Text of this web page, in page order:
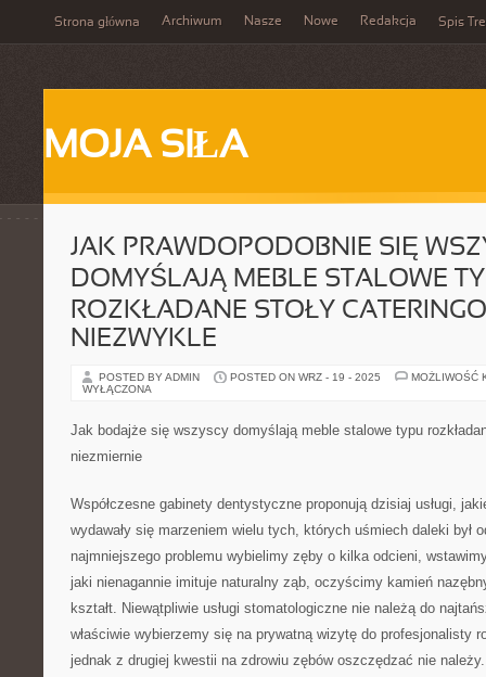
Strona główna Archiwum Nasze Nowe Redakcja Spis
MOJA SIŁA
JAK PRAWDOPODOBNIE SIĘ
DOMYŚLAJĄ MEBLE STALOWE
ROZKŁADANE STOŁY
NIEZWYKLE
POSTED BY ADMIN POSTED ON WRZ - 19 - 2025
MOŻLIWOŚĆ
WYŁĄCZONA
Jak bodajże się wszyscy domyślają meble stalowe typu
niezmiernie
Współczesne gabinety dentystyczne proponują dzisiaj usługi,
wydawały się marzeniem wielu tych, których uśmiech daleki był
najmniejszego problemu wybielimy zęby o kilka odcieni,
jaki nienagannie imituje naturalny ząb, oczyścimy kamień
kształt. Niewątpliwie usługi stomatologiczne nie należą do
właściwie wybierzemy się na prywatną wizytę do profesjonalisty
jednak z drugiej kwestii na zdrowiu zębów oszczędzać nie